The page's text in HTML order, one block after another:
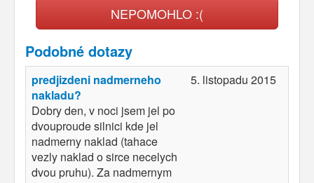
NEPOMOHLO :(
Podobné dotazy
predjizdeni nadmerneho
nakladu?
Dobry den, v noci jsem jel po
dvouproude silnici kde jel
nadmerny naklad (tahace
vezly naklad o sirce necelych
dvou pruhu). Za nadmernym
5. listopadu 2015